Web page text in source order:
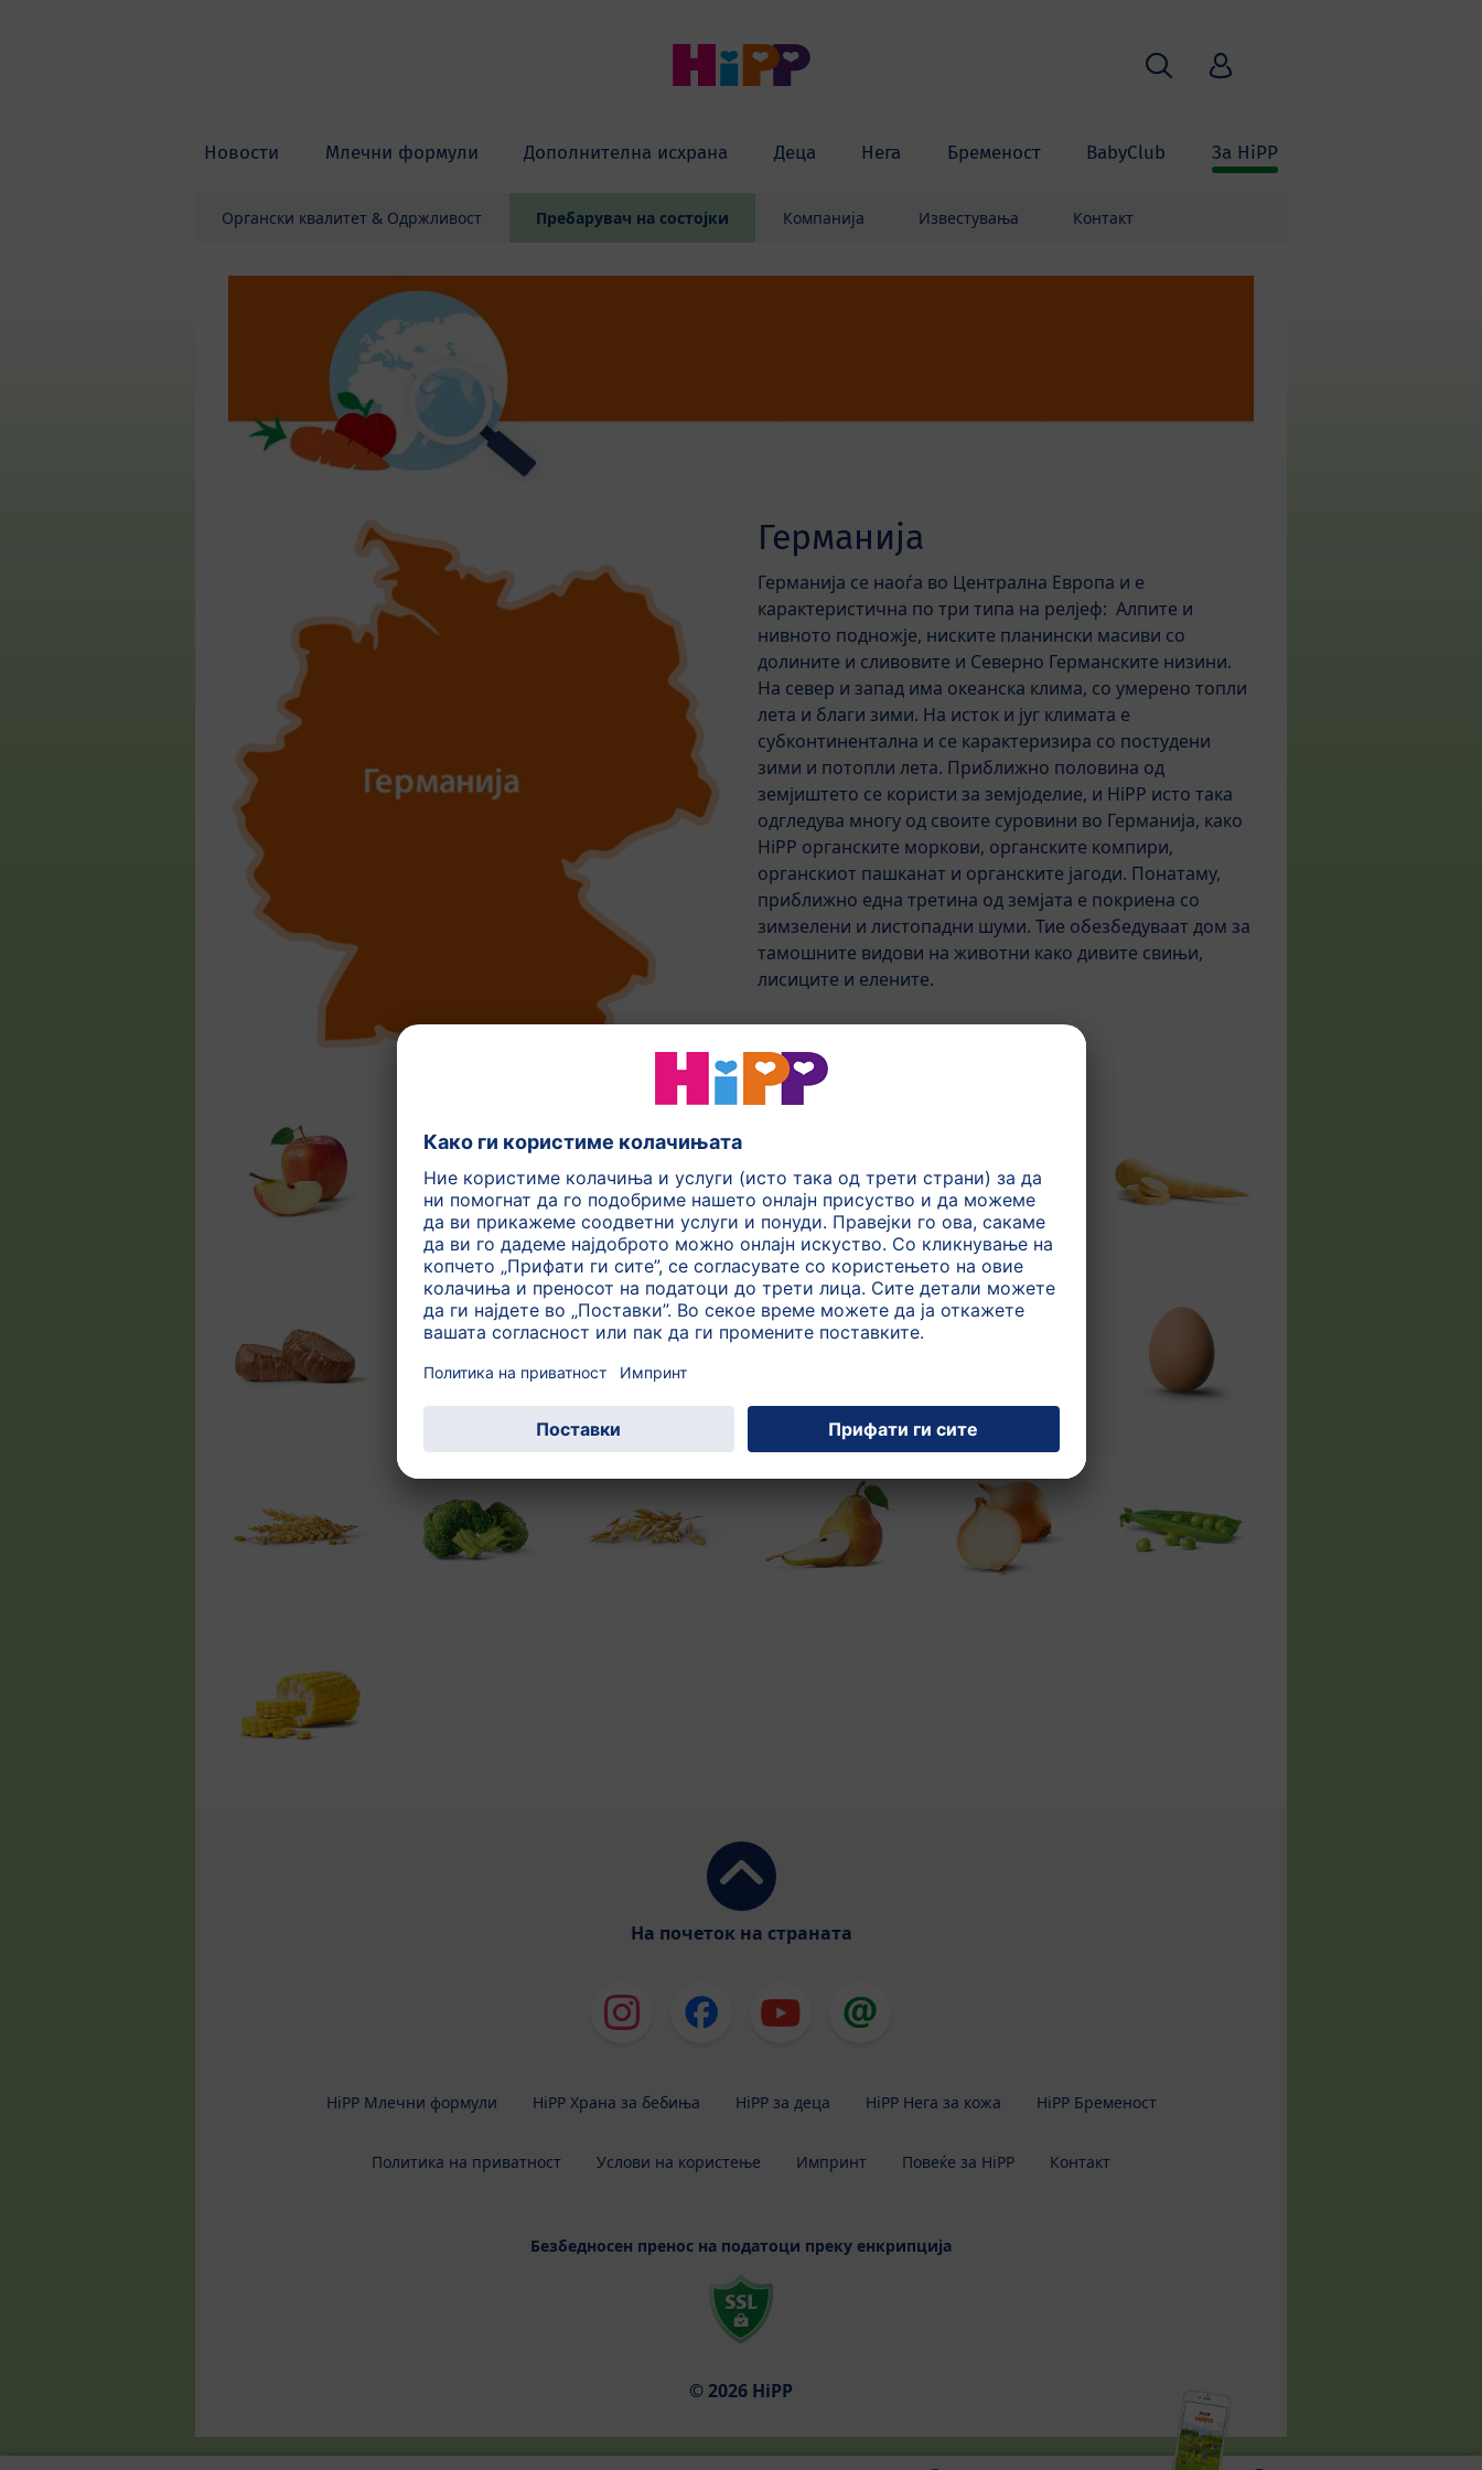
Новости Млечни формули Дополнителна исхрана Деца Нега Бременост BabyClub За HiPP
Пребарување
HiPP Babyclub
Органски квалитет & Одржливост Пребарувач на состојки Компанија Известувања Контакт
Германија
Германија се наоѓа во Централна Европа и е
карактеристична по три типа на релјеф: Алпите и
нивното подножје, ниските планински масиви со
долините и сливовите и Северно Германските низини.
На север и запад има океанска клима, со умерено топли
лета и благи зими. На исток и југ климата е
субконтинентална и се карактеризира со постудени
зими и потопли лета. Приближно половина од
земјиштето се користи за земјоделие, и HiPP исто така
одгледува многу од своите суровини во Германија, како
HiPP органските моркови, органските компири,
органскиот пашканат и органските јагоди. Понатаму,
приближно една третина од земјата е покриена со
зимзелени и листопадни шуми. Тие обезбедуваат дом за
тамошните видови на животни како дивите свињи,
лисиците и елените.
На почеток на страната
HiPP Млечни формули HiPP Храна за бебиња HiPP за деца HiPP Нега за кожа HiPP Бременост
Политика на приватност Услови на користење Импринт Повеќе за HiPP Контакт
Безбедносен пренос на податоци преку енкрипција
© 2026 HiPP